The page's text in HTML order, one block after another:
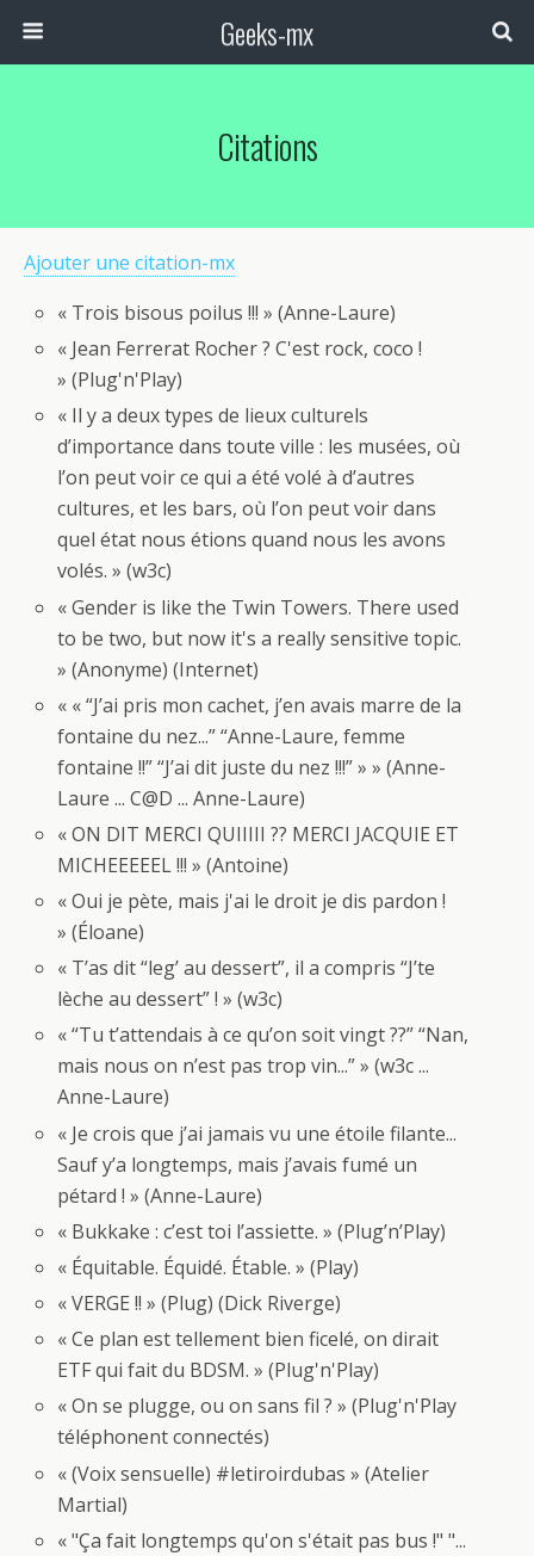
Geeks-mx
Citations
Ajouter une citation-mx
« Trois bisous poilus !!! » (Anne-Laure)
« Jean Ferrerat Rocher ? C'est rock, coco !
» (Plug'n'Play)
« Il y a deux types de lieux culturels
d’importance dans toute ville : les musées, où
l’on peut voir ce qui a été volé à d’autres
cultures, et les bars, où l’on peut voir dans
quel état nous étions quand nous les avons
volés. » (w3c)
« Gender is like the Twin Towers. There used
to be two, but now it's a really sensitive topic.
» (Anonyme) (Internet)
« « “J’ai pris mon cachet, j’en avais marre de la
fontaine du nez...” “Anne-Laure, femme
fontaine !!” “J’ai dit juste du nez !!!” » » (Anne-
Laure ... C@D ... Anne-Laure)
« ON DIT MERCI QUIIIII ?? MERCI JACQUIE ET
MICHEEEEEL !!! » (Antoine)
« Oui je pète, mais j'ai le droit je dis pardon !
» (Éloane)
« T’as dit “leg’ au dessert”, il a compris “J’te
lèche au dessert” ! » (w3c)
« “Tu t’attendais à ce qu’on soit vingt ??” “Nan,
mais nous on n’est pas trop vin...” » (w3c ...
Anne-Laure)
« Je crois que j’ai jamais vu une étoile filante...
Sauf y’a longtemps, mais j’avais fumé un
pétard ! » (Anne-Laure)
« Bukkake : c’est toi l’assiette. » (Plug’n’Play)
« Équitable. Équidé. Étable. » (Play)
« VERGE !! » (Plug) (Dick Riverge)
« Ce plan est tellement bien ficelé, on dirait
ETF qui fait du BDSM. » (Plug'n'Play)
« On se plugge, ou on sans fil ? » (Plug'n'Play
téléphonent connectés)
« (Voix sensuelle) #letiroirdubas » (Atelier
Martial)
« "Ça fait longtemps qu'on s'était pas bus !" "...